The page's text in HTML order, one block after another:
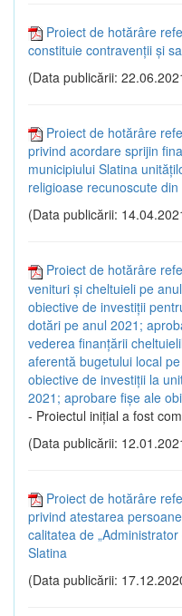
Proiect de hotărâre
constituie contravenții și
(Data publicării:
Proiect de hotărâre
privind acordare sprijin
municipiului Slatina
religioase recunoscute
(Data publicării:
Proiect de hotărâre
venituri și cheltuieli pe
obiective de investiții
dotări pe anul 2021;
vederea finanțării
aferentă bugetului local
obiective de investiții la
2021; aprobare fișe ale
- Proiectul inițial a fost
(Data publicării:
Proiect de hotărâre
privind atestarea
calitatea de
Slatina
(Data publicării: